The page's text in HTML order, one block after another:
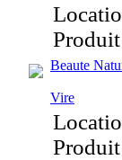
Beaute
Vire